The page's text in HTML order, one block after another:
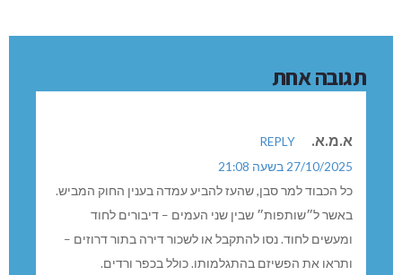
תגובה אחת
א.מ.א.
REPLY
27/10/2025 בשעה 21:08
כל הכבוד למר סבן, שהעז להביע עמדה בענין החוק המביש.
באשר ל״שותפות״ שבין שני העמים – דיבורים לחוד
ומעשים לחוד. נסו להתקבל או לשכור דירה בתור דרוזים –
ותראו את הפשיזם בהתגלמותו. כולל בכפר ורדים.